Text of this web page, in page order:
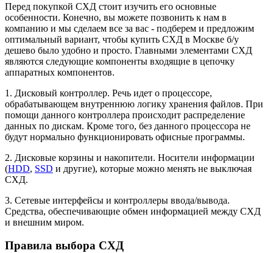
Перед покупкой СХД стоит изучить его основные
особенности. Конечно, вы можете позвонить к нам в
компанию и мы сделаем все за вас - подберем и предложим
оптимальный вариант, чтобы купить СХД в Москве б/у
дешево было удобно и просто. Главными элементами СХД
являются следующие компоненты входящие в цепочку
аппаратных компонентов.
1. Дисковый контроллер. Речь идет о процессоре,
обрабатывающем внутреннюю логику хранения файлов. При
помощи данного контроллера происходит распределение
данных по дискам. Кроме того, без данного процессора не
будут нормально функционировать офисные программы.
2. Дисковые корзины и накопители. Носители информации
(HDD, SSD и другие), которые можно менять не выключая
СХД.
3. Сетевые интерфейсы и контроллеры ввода/вывода.
Средства, обеспечивающие обмен информацией между СХД
и внешним миром.
Правила выбора СХД